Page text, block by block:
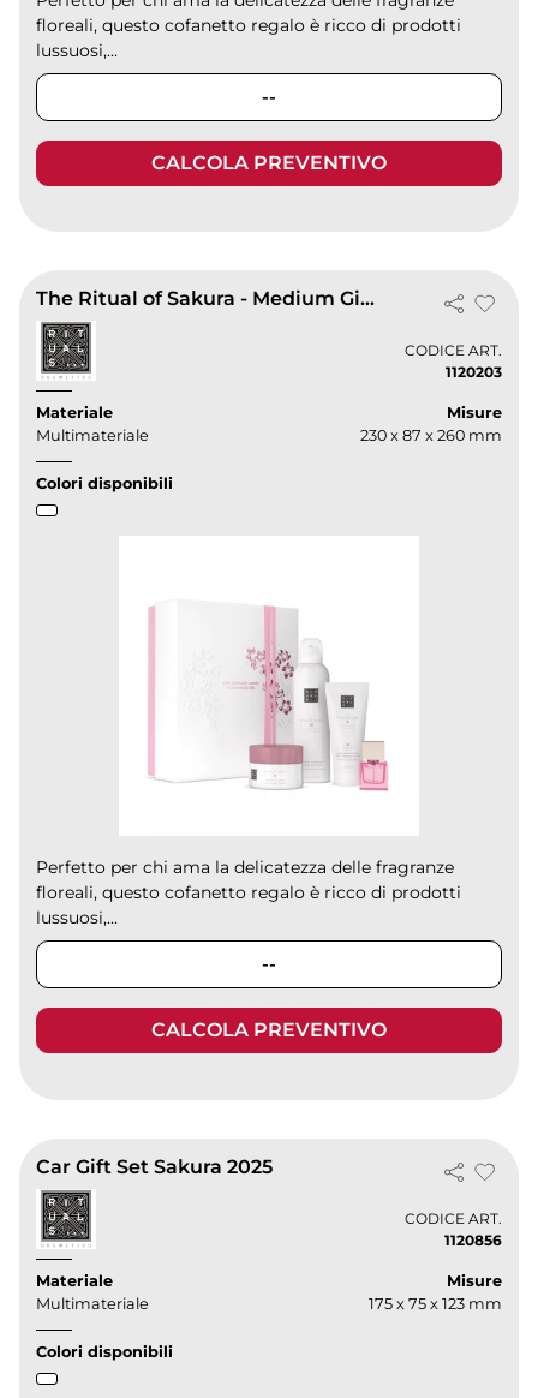
floreali, questo cofanetto regalo è ricco di prodotti
lussuosi,...
--
CALCOLA PREVENTIVO
The Ritual of Sakura - Medium Gift Set 2025
CODICE ART.
1120203
Materiale
Multimateriale
Misure
230 x 87 x 260 mm
Colori disponibili
Perfetto per chi ama la delicatezza delle fragranze
floreali, questo cofanetto regalo è ricco di prodotti
lussuosi,...
--
CALCOLA PREVENTIVO
Car Gift Set Sakura 2025
CODICE ART.
1120856
Materiale
Multimateriale
Misure
175 x 75 x 123 mm
Colori disponibili